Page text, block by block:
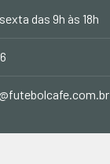
das 9h às 18h